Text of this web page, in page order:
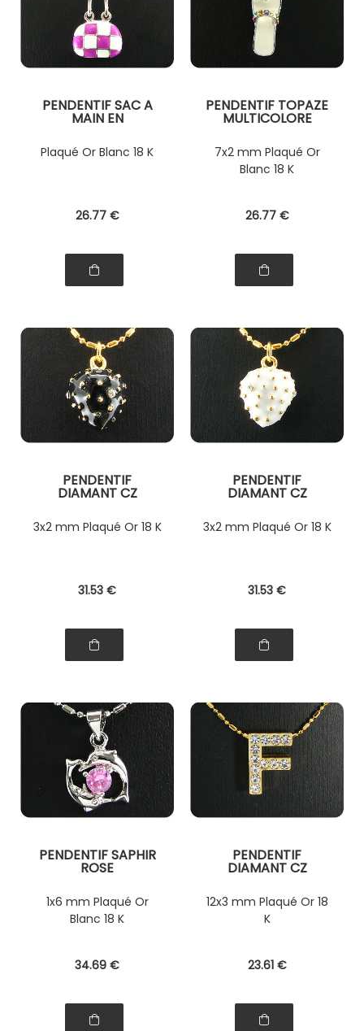
PENDENTIF SAC A
MAIN EN
Plaqué Or Blanc 18 K
26.77 €
PENDENTIF TOPAZE
MULTICOLORE
7x2 mm Plaqué Or
Blanc 18 K
26.77 €
PENDENTIF
DIAMANT CZ
3x2 mm Plaqué Or 18 K
31.53 €
PENDENTIF
DIAMANT CZ
3x2 mm Plaqué Or 18 K
31.53 €
PENDENTIF SAPHIR
ROSE
1x6 mm Plaqué Or
Blanc 18 K
34.69 €
PENDENTIF
DIAMANT CZ
12x3 mm Plaqué Or 18
K
23.61 €